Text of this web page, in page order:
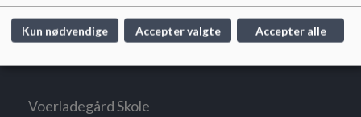
Voerladegård Skole
Kun nødvendige Accepter valgte Accepter alle